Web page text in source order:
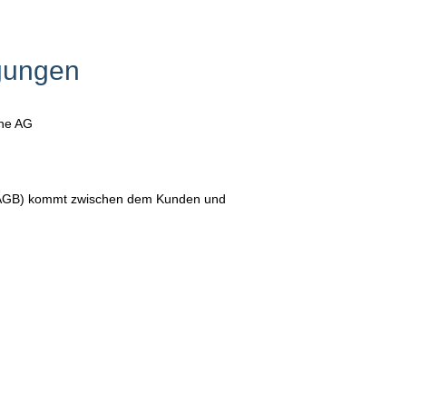
AG
kommt zwischen dem Kunden und